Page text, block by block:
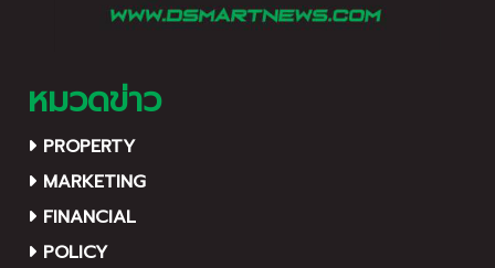
หมวดข่าว
PROPERTY
MARKETING
FINANCIAL
POLICY